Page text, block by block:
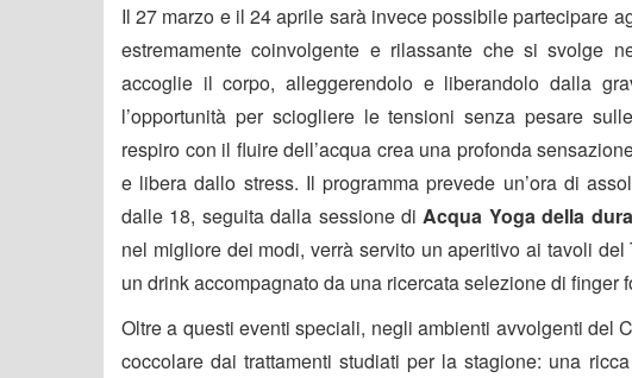
Il 27 marzo e il 24 aprile sarà invece possibile partecipare
estremamente coinvolgente e rilassante che si svolge
accoglie il corpo, alleggerendolo e liberandolo dalla
l’opportunità per sciogliere le tensioni senza pesare
respiro con il fluire dell’acqua crea una profonda
e libera dallo stress. Il programma prevede un’ora di
dalle 18, seguita dalla sessione diAcqua Yoga della
nel migliore dei modi, verrà servito un aperitivo ai tavoli
un drink accompagnato da una ricercata selezione di finger
Oltre a questi eventi speciali, negli ambienti avvolgenti del
coccolare dai trattamenti studiati per la stagione: una